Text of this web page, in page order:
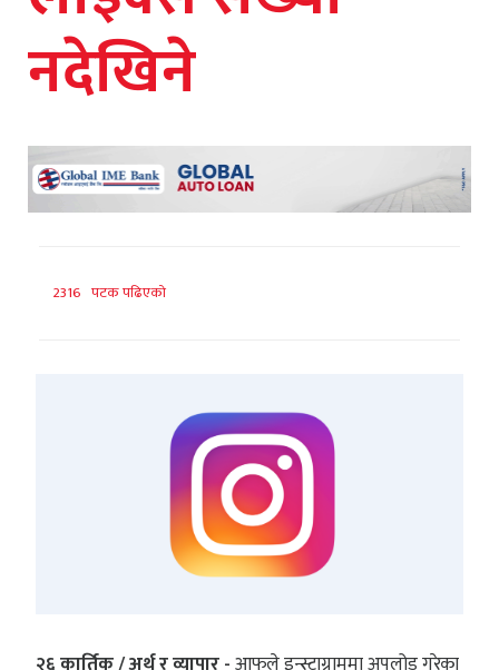
नदेखिने
2316 पटक पढिएको